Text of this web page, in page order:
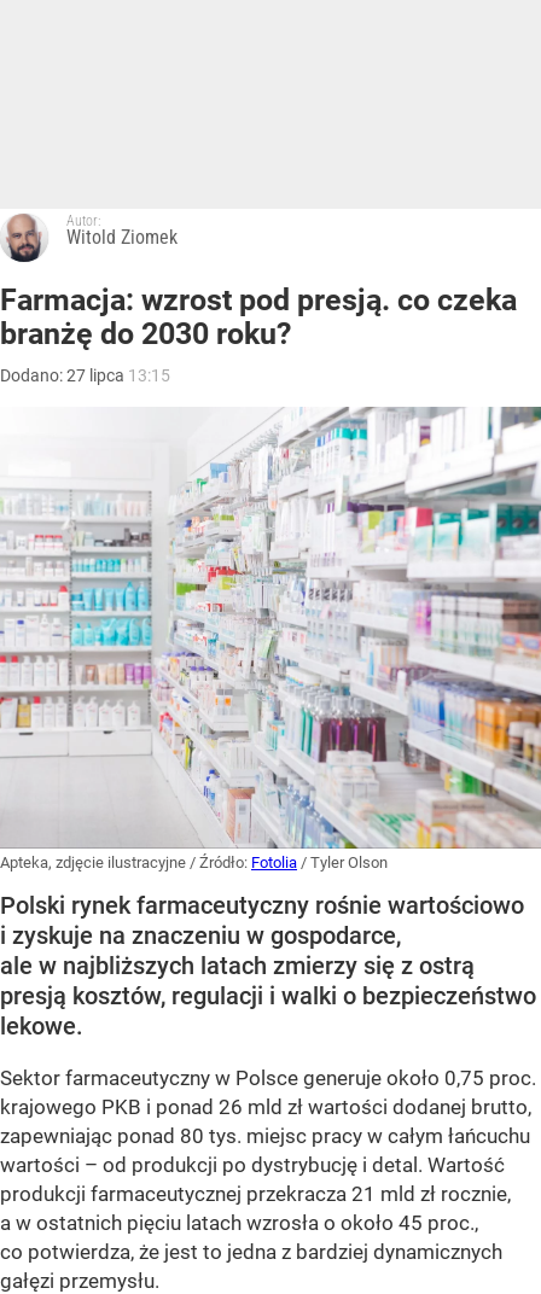
Autor:
Witold Ziomek
Farmacja: wzrost pod presją. co czeka
branżę do 2030 roku?
Dodano:27 lipca 13:15
Apteka, zdjęcie ilustracyjne / Źródło: Fotolia / Tyler Olson
Polski rynek farmaceutyczny rośnie wartościowo
i zyskuje na znaczeniu w gospodarce,
ale w najbliższych latach zmierzy się z ostrą
presją kosztów, regulacji i walki o bezpieczeństwo
lekowe.
Sektor farmaceutyczny w Polsce generuje około 0,75 proc.
krajowego PKB i ponad 26 mld zł wartości dodanej brutto,
zapewniając ponad 80 tys. miejsc pracy w całym łańcuchu
wartości – od produkcji po dystrybucję i detal. Wartość
produkcji farmaceutycznej przekracza 21 mld zł rocznie,
a w ostatnich pięciu latach wzrosła o około 45 proc.,
co potwierdza, że jest to jedna z bardziej dynamicznych
gałęzi przemysłu.